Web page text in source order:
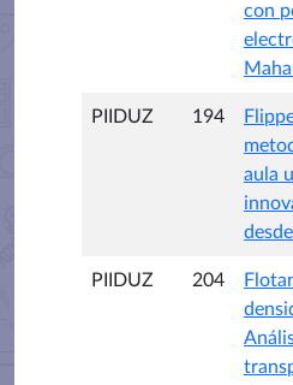
con
PIIDUZ 194
aula
PIIDUZ 204